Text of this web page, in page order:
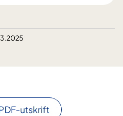
utskrift